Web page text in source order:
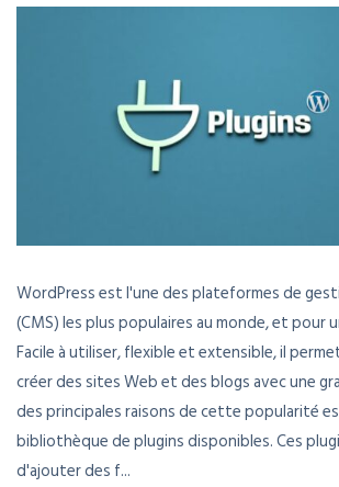
WordPress est l'une des plateformes de
(CMS) les plus populaires au monde, et pour
Facile à utiliser, flexible et extensible, il
créer des sites Web et des blogs avec une
des principales raisons de cette popularité
bibliothèque de plugins disponibles. Ces
d'ajouter des f...